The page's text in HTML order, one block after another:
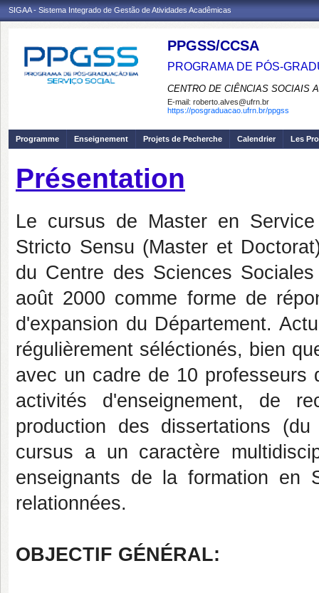
SIGAA - Sistema Integrado de Gestão de Atividades Acadêmicas
PPGSS/CCSA
PROGRAMA DE PÓS-
CENTRO DE CIÊNCIAS SOCIAIS
E-mail: roberto.alves@ufrn.br
https://posgraduacao.ufrn.br/ppgss
Programme Enseignement Projets de Pecherche Calendrier Les
Présentation
Le cursus de Master en
Stricto Sensu (Master et
du Centre des Sciences
août 2000 comme forme de
d'expansion du Département.
régulièrement séléctionés, bien
avec un cadre de 10
activités d'enseignement, de
production des dissertations
cursus a un caractère
enseignants de la formation en
relationnées.
OBJECTIF GÉNÉRAL: